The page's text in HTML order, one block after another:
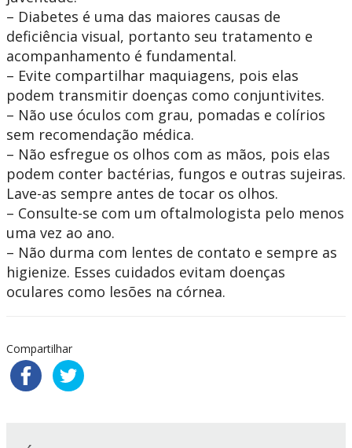
– Diabetes é uma das maiores causas de
deficiência visual, portanto seu tratamento e
acompanhamento é fundamental.
– Evite compartilhar maquiagens, pois elas
podem transmitir doenças como conjuntivites.
– Não use óculos com grau, pomadas e colírios
sem recomendação médica.
– Não esfregue os olhos com as mãos, pois elas
podem conter bactérias, fungos e outras sujeiras.
Lave-as sempre antes de tocar os olhos.
– Consulte-se com um oftalmologista pelo menos
uma vez ao ano.
– Não durma com lentes de contato e sempre as
higienize. Esses cuidados evitam doenças
oculares como lesões na córnea.
Compartilhar